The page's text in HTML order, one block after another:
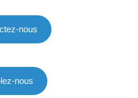
nous
nous